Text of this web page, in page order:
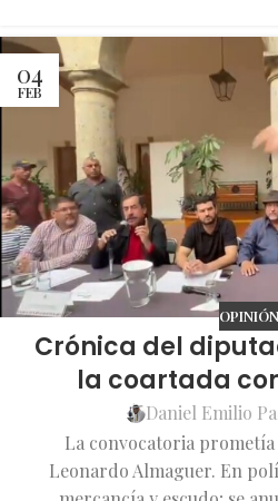
04
FEB
OPINIÓN
Crónica del
la coartada
Daniel Emilio
La convocatoria
Leonardo Almaguer. En